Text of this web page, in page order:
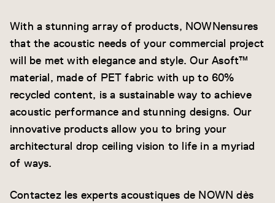
With a stunning array of products, NOWNensures
that the acoustic needs of your commercial project
will be met with elegance and style. Our Asoft™
material, made of PET fabric with up to 60%
recycled content, is a sustainable way to achieve
acoustic performance and stunning designs. Our
innovative products allow you to bring your
architectural drop ceiling vision to life in a myriad
of ways.
Contactez les experts acoustiques de NOWN dès